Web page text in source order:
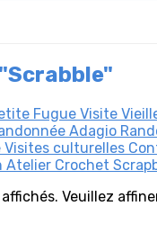
Fugue Visite
Adagio
Visites culturelles
Atelier Crochet
Veuillez